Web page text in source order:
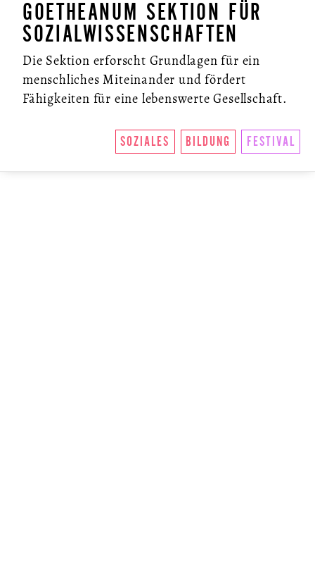
GOETHEANUM SEKTION FÜR
SOZIALWISSENSCHAFTEN
Die Sektion erforscht Grundlagen für ein
menschliches Miteinander und fördert
Fähigkeiten für eine lebenswerte Gesellschaft.
SOZIALES BILDUNG FESTIVAL